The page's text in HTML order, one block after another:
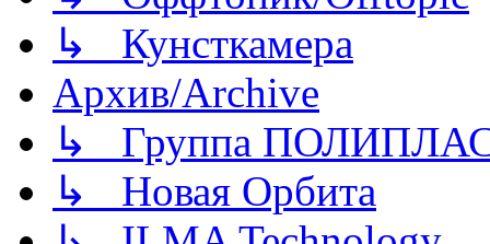
↳ Кунсткамера
Архив/Archive
↳ Группа
↳ Новая Орбита